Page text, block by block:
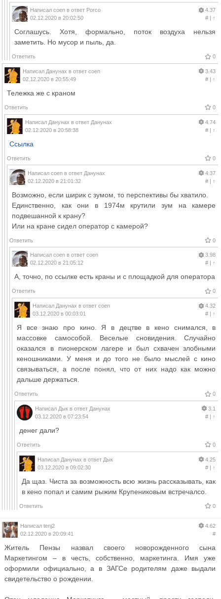
Написал coen в ответ Porco
02.12.2020 в 20:02:50
4.37
#| ↑
Соглашусь. Хотя, формально, поток воздуха нельзя
заметить. Но мусор и пыль, да.
Ответить 0
Написал Данунах в ответ coen
02.12.2020 в 20:55:49
3.43
#| ↑
Тележка же с краном
Ответить 0
Написал Данунах в ответ Данунах
02.12.2020 в 20:58:38
4.74
#| ↑
Ссылка
Ответить 0
Написал coen в ответ Данунах
02.12.2020 в 21:01:32
4.37
#| ↑
Возможно, если ширик с зумом, то перспективы бы хватило.
Единственно, как они в 1974м крутили зум на камере
подвешанной к крану?
Или на кране сидел оператор с камерой?
Ответить 0
Написал coen в ответ coen
02.12.2020 в 21:05:12
3.98
#| ↑
А, точно, по ссылке есть краны и с площадкой для оператора
Ответить 0
Написал Данунах в ответ coen
03.12.2020 в 00:03:01
4.32
#| ↑
Я все знаю про кино. Я в децтве в кено снимался, в
массовке самособой. Веселые сновидения. Случайно
оказался в пионерском лагере и был схвачен злобными
кеношниками. У меня и до того не было мыслей с кино
связываться, а после понял, что от них надо как можно
дальше держаться.
Ответить 0
Написал Дык в ответ Данунах
03.12.2020 в 07:23:54
3.1
#| ↑
денег дали?
Ответить 0
Написал Данунах в ответ Дык
03.12.2020 в 09:02:30
4.25
#| ↑
Да щаз. Чиста за возможность всю жизнь рассказывать, как
в кено попал и самим рыжим Крупениковым встречалсо.
Ответить 0
Написал tenj2
02.12.2020 в 20:09:41
4.62
#
Житель Пензы назвал своего новорожденного сына
Маркетингом – в честь, собственно, маркетинга. Имя уже
оформили официально, а в ЗАГСе родителям даже выдали
свидетельство о рождении.